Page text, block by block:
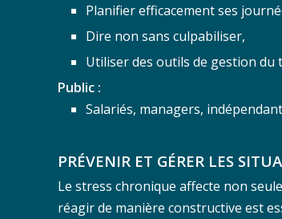
Planifier efficacement ses
Dire non sans culpabiliser,
Utiliser des outils de gestion du
Public :
Salariés, managers,
PRÉVENIR ET GÉRER LES
Le stress chronique affecte non
réagir de manière constructive est